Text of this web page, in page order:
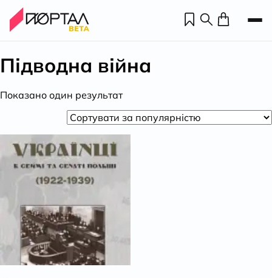
Підводна війна
Показано один результат